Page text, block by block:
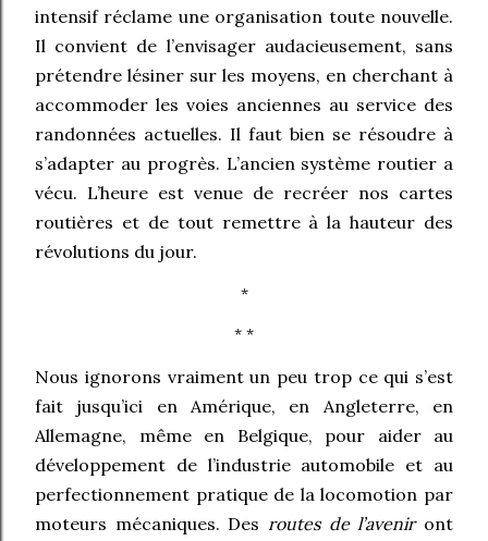
intensif réclame une organisation toute nouvelle.
Il convient de l’envisager audacieusement, sans
prétendre lésiner sur les moyens, en cherchant à
accommoder les voies anciennes au service des
randonnées actuelles. Il faut bien se résoudre à
s’adapter au progrès. L’ancien système routier a
vécu. L’heure est venue de recréer nos cartes
routières et de tout remettre à la hauteur des
révolutions du jour.
*
* *
Nous ignorons vraiment un peu trop ce qui s’est
fait jusqu’ici en Amérique, en Angleterre, en
Allemagne, même en Belgique, pour aider au
développement de l’industrie automobile et au
perfectionnement pratique de la locomotion par
moteurs mécaniques. Des routes de l’aveniront